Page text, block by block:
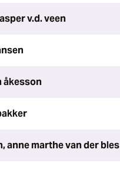
v.d. veen
åkesson
anne marthe van der bles